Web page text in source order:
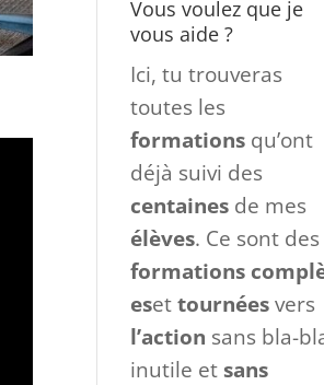
ingénieuxet
pédagogiques
Vous voulez que je
vous aide ?
Ici, tu trouveras
toutes les
formationsqu’ont
déjà suivi des
centainesde mes
élèves. Ce sont des
formationscomplèt